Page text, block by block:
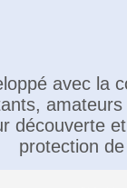
avec la
découverte
protection